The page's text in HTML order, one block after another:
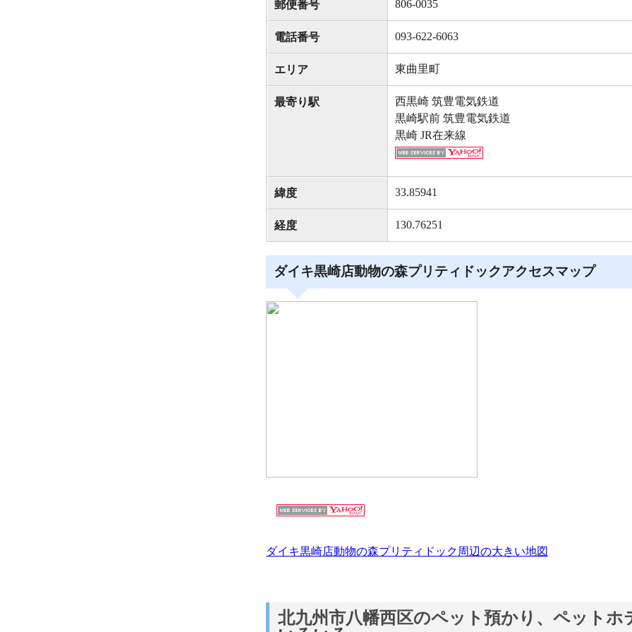
郵便番号 806-0035
電話番号 093-622-6063
エリア 東曲里町
最寄り駅
西黒崎 筑豊電気鉄道
黒崎駅前 筑豊電気鉄道
黒崎 JR在来線
緯度 33.85941
経度 130.76251
ダイキ黒崎店動物の森プリティドックアクセスマップ
ダイキ黒崎店動物の森プリティドック周辺の大きい地図
北九州市八幡西区のペット預かり、ペットホ